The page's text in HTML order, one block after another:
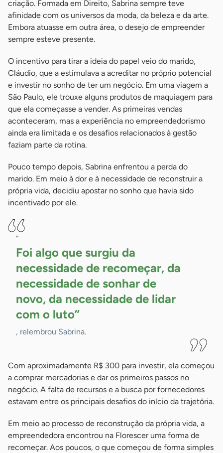
criação. Formada em Direito, Sabrina sempre teve
afinidade com os universos da moda, da beleza e da arte.
Embora atuasse em outra área, o desejo de empreender
sempre esteve presente.
O incentivo para tirar a ideia do papel veio do marido,
Cláudio, que a estimulava a acreditar no próprio potencial
e investir no sonho de ter um negócio. Em uma viagem a
São Paulo, ele trouxe alguns produtos de maquiagem para
que ela começasse a vender. As primeiras vendas
aconteceram, mas a experiência no empreendedorismo
ainda era limitada e os desafios relacionados à gestão
faziam parte da rotina.
Pouco tempo depois, Sabrina enfrentou a perda do
marido. Em meio à dor e à necessidade de reconstruir a
própria vida, decidiu apostar no sonho que havia sido
incentivado por ele.
“
Foi algo que surgiu da
necessidade de recomeçar, da
necessidade de sonhar de
novo, da necessidade de lidar
com o luto”
, relembrou Sabrina.
Com aproximadamente R$ 300 para investir, ela começou
a comprar mercadorias e dar os primeiros passos no
negócio. A falta de recursos e a busca por fornecedores
estavam entre os principais desafios do início da trajetória.
Em meio ao processo de reconstrução da própria vida, a
empreendedora encontrou na Florescer uma forma de
recomeçar. Aos poucos, o que começou de forma simples